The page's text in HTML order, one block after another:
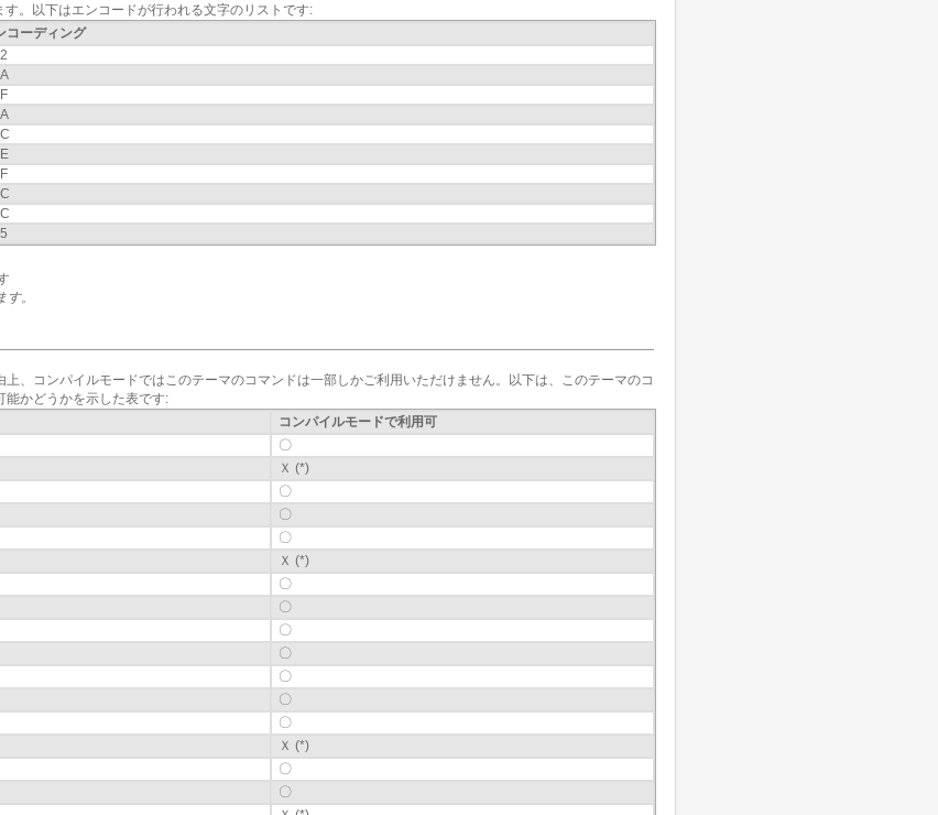
。以下はエンコードが行われる文字のリストです:
コーディング
。
、コンパイルモードではこのテーマのコマンドは一部しかご利用いただけません。以下は、このテーマのコ
能かどうかを示した表です:
コンパイルモードで利用可
〇
Ｘ (*)
〇
〇
〇
Ｘ (*)
〇
〇
〇
〇
〇
〇
〇
Ｘ (*)
〇
〇